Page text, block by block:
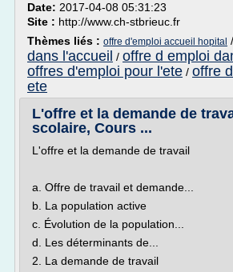
Date: 2017-04-08 05:31:23
Site : http://www.ch-stbrieuc.fr
Thèmes liés : offre d'emploi accueil hopital /
dans l'accueil / offre d emploi
offres d'emploi pour l'ete / offre
ete
L'offre et la demande de
scolaire, Cours ...
L'offre et la demande de travail
a. Offre de travail et demande...
b. La population active
c. Évolution de la population...
d. Les déterminants de...
2. La demande de travail